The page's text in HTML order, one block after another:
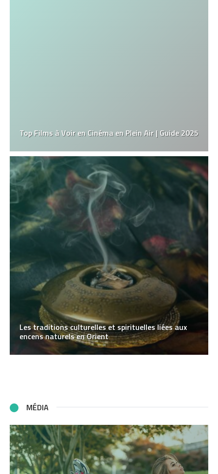
Top Films à Voir en Cinéma en Plein Air | Guide 2025
Les traditions culturelles et spirituelles liées aux
encens naturels en Orient
MÉDIA